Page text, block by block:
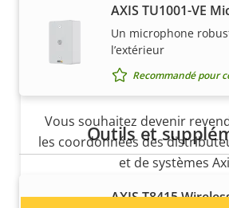
AXIS TU1001-VE
Un microphone
l’extérieur
Recommandé pour
Outils et
AXIS T8415
Vous voulez vendre des
Vous souhaitez devenir
les coordonnées des
et de systèmes